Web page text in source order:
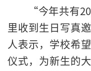
“今年共有
里收到生日写真
人表示，学校希
仪式，为新生的